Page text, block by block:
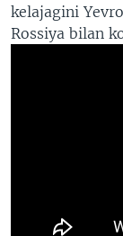
kelajagini
Rossiya bilan